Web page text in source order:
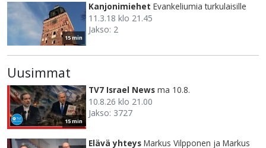
15 min
Kanjonimiehet Evankeliumia turkulaisille
11.3.18 klo 21.45
Jakso: 2
Uusimmat
15 min
TV7 Israel News ma 10.8.
10.8.26 klo 21.00
Jakso: 3727
Elävä yhteys Markus Vilpponen ja Markus